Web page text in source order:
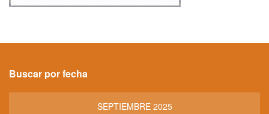
Buscar por fecha
SEPTIEMBRE 2025